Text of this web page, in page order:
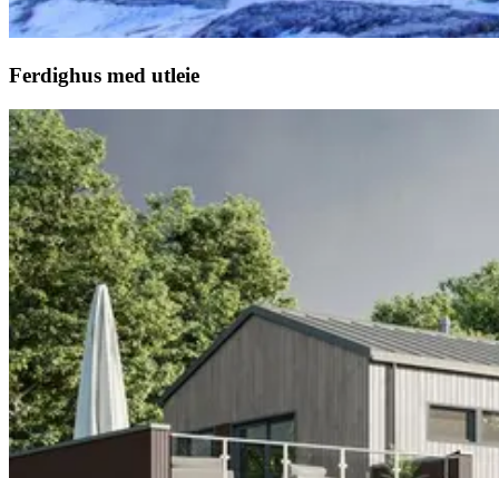
Ferdighus med utleie